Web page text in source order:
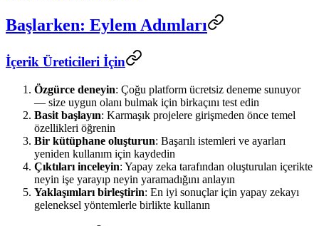
Başlarken: Eylem Adımları
İçerik Üreticileri İçin
Özgürce deneyin: Çoğu platform ücretsiz deneme sunuyor
— size uygun olanı bulmak için birkaçını test edin
Basit başlayın: Karmaşık projelere girişmeden önce temel
özellikleri öğrenin
Bir kütüphane oluşturun: Başarılı istemleri ve ayarları
yeniden kullanım için kaydedin
Çıktıları inceleyin: Yapay zeka tarafından oluşturulan içerikte
neyin işe yarayıp neyin yaramadığını anlayın
Yaklaşımları birleştirin: En iyi sonuçlar için yapay zekayı
geleneksel yöntemlerle birlikte kullanın